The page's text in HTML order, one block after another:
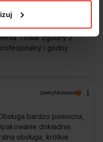
Towar zgodny z
i godny
zweryfikowano
bardzo pomocna,
dokładnie
obsługa, krótkie